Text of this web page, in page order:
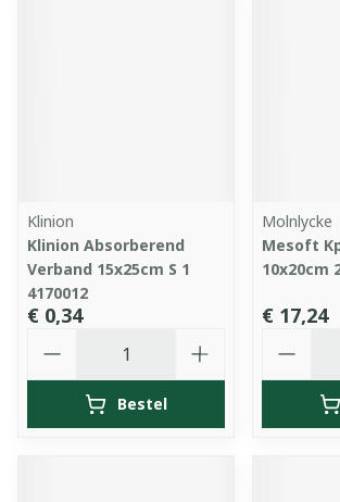
Klinion
Klinion Absorberend
Verband 15x25cm S 1
4170012
€ 0,34
Bestel
Molnlycke
Mesoft
10x20cm
€ 17,24